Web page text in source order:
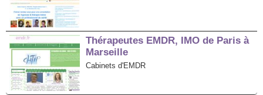
Thérapeutes EMDR, IMO de Paris à
Marseille
Cabinets d'EMDR